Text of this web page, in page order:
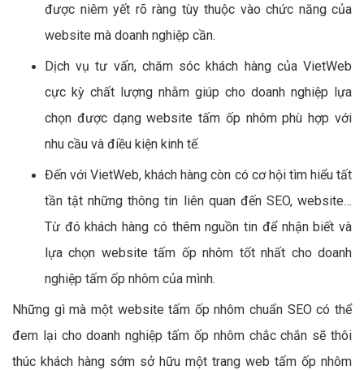
được niêm yết rõ ràng tùy thuộc vào chức năng của
website mà doanh nghiệp cần.
Dịch vụ tư vấn, chăm sóc khách hàng của VietWeb
cực kỳ chất lượng nhằm giúp cho doanh nghiệp lựa
chọn được dạng website tấm ốp nhôm phù hợp với
nhu cầu và điều kiện kinh tế.
Đến với VietWeb, khách hàng còn có cơ hội tìm hiểu tất
tần tật những thông tin liên quan đến SEO, website…
Từ đó khách hàng có thêm nguồn tin để nhận biết và
lựa chọn website tấm ốp nhôm tốt nhất cho doanh
nghiệp tấm ốp nhôm của mình.
Những gì mà một website tấm ốp nhôm chuẩn SEO có thể
đem lại cho doanh nghiệp tấm ốp nhôm chắc chắn sẽ thôi
thúc khách hàng sớm sở hữu một trang web tấm ốp nhôm